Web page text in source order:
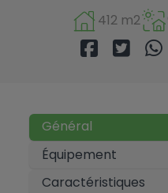
412 m2
Général
Équipement
Caractéristiques